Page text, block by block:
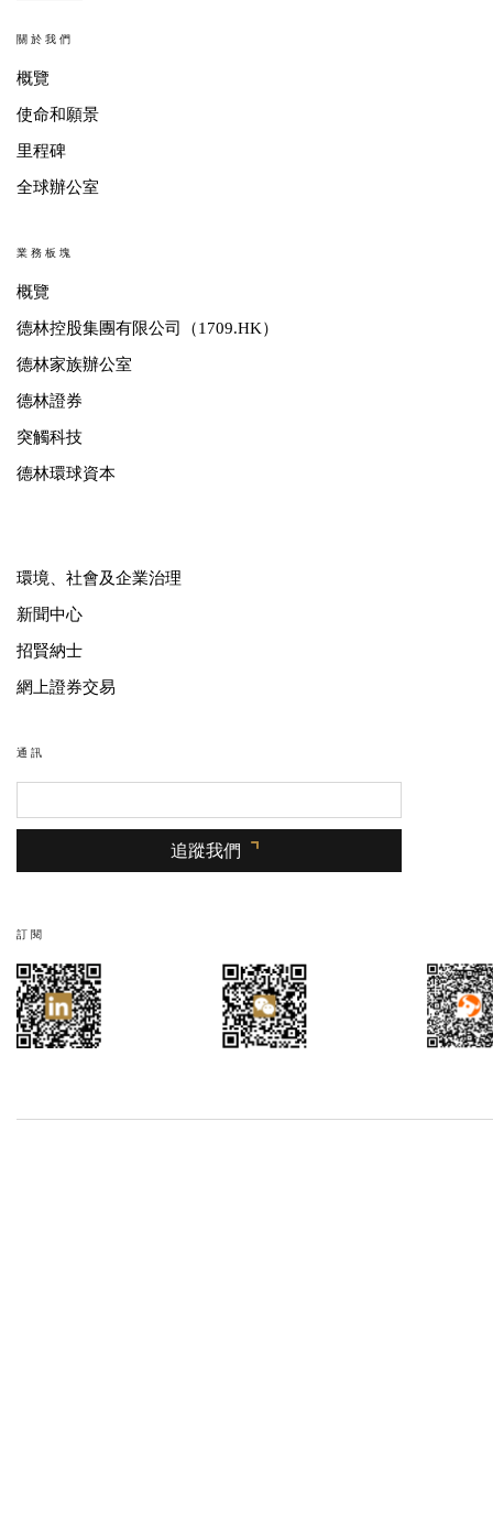
關於我們
概覽
使命和願景
里程碑
全球辦公室
業務板塊
概覽
德林控股集團有限公司（1709.HK）
德林家族辦公室
德林證券
突觸科技
德林環球資本
環境、社會及企業治理
新聞中心
招賢納士
網上證券交易
通訊
追蹤我們
訂閱